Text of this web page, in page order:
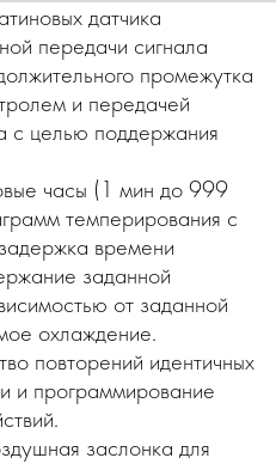
датчика
передачи сигнала
промежутка
и передачей
с целью поддержания
часы (1 мин до 999
темперирования с
времени
заданной
от заданной
охлаждение.
повторений идентичных
и программирование
заслонка для